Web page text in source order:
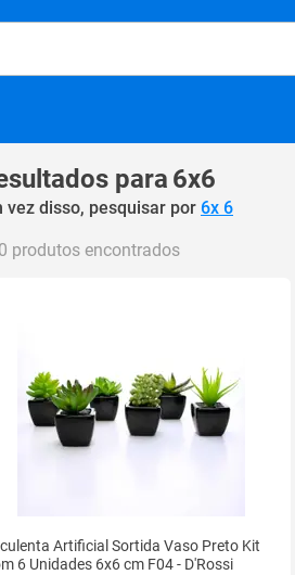
Magalu
para 6x6
vez disso, pesquisar por 6x 6
produtos encontrados
Artificial Sortida Vaso Preto Kit
6 Unidades 6x6 cm F04 - D'Rossi